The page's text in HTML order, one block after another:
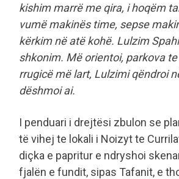
kishim marrë me qira, i hoqëm
vumë makinës time, sepse
kërkim në atë kohë. Lulzim
shkonim. Më orientoi, parkova
rrugicë më lart, Lulzimi qëndroi
dëshmoi ai.
I penduari i drejtësi zbulon se
të vihej te lokali i Noizyt te
diçka e papritur e ndryshoi
fjalën e fundit, sipas Tafanit, e